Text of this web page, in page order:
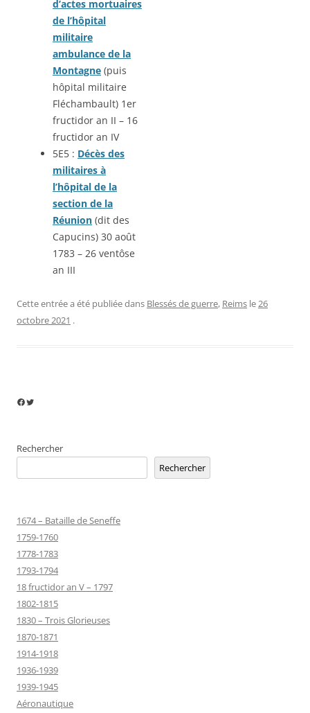
d’actes mortuaires
de l’hôpital
militaire
ambulance de la
Montagne (puis
hôpital militaire
Fléchambault) 1er
fructidor an II – 16
fructidor an IV
5E5 : Décès des
militaires à
l’hôpital de la
section de la
Réunion (dit des
Capucins) 30 août
1783 – 26 ventôse
an III
Cette entrée a été publiée dans Blessés de guerre, Reims le26
octobre 2021 .
Facebook Twitter
Rechercher
Rechercher
1674 – Bataille de Seneffe
1759-1760
1778-1783
1793-1794
18 fructidor an V – 1797
1802-1815
1830 – Trois Glorieuses
1870-1871
1914-1918
1936-1939
1939-1945
Aéronautique